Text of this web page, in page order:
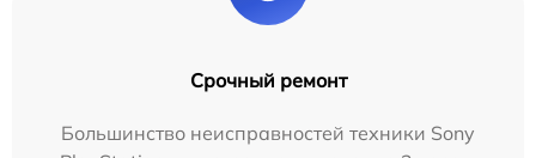
Срочный ремонт
Большинство неисправностей техники Sony